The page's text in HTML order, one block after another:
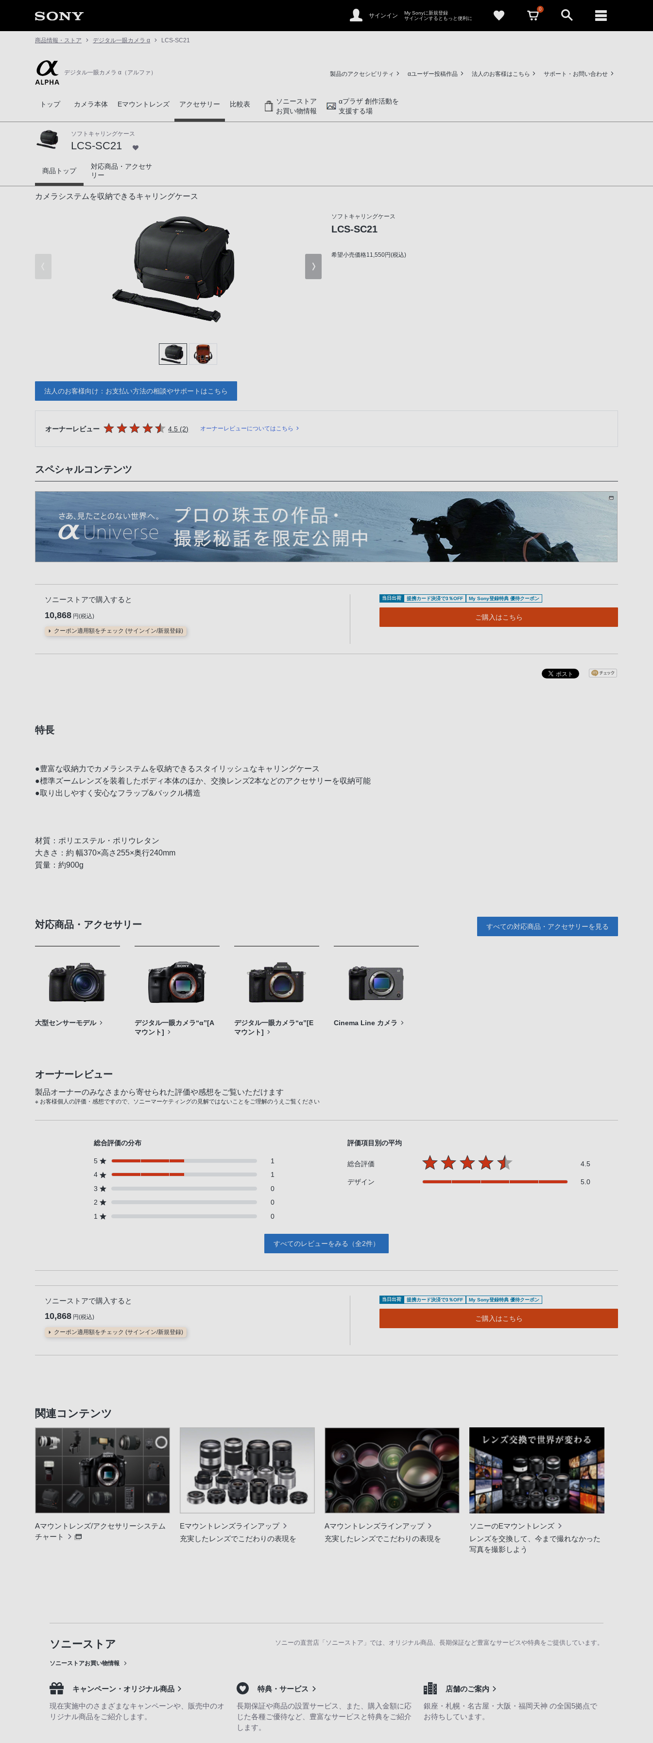
サインイン
My Sonyに新規登録
サインインするともっと便利に
0
商品情報・ストア デジタル一眼カメラ α LCS-SC21
デジタル一眼カメラ α（アルファ） 製品のアクセシビリティ αユーザー投稿作品 法人のお客様はこちら サポート・お問い合わせ
トップ カメラ本体 Eマウントレンズ アクセサリー 比較表
ソニーストア
お買い物情報
αプラザ 創作活動を
支援する場
ソフトキャリングケース
LCS-SC21
LCS-SC21
商品トップ
対応商品・アクセサ
リー
カメラシステムを収納できるキャリングケース
ソフトキャリングケース
LCS-SC21
希望小売価格11,550円(税込)
法人のお客様向け：お支払い方法の相談やサポートはこちら
オーナーレビュー 5つの星のうち
4.5 (2件のレビュー
) オーナーレビューについてはこちら
スペシャルコンテンツ
ソニーストアで購入すると
10,868 円(税込)
クーポン適用額をチェック (サインイン/新規登録)
当日出荷 提携カード決済で3％OFF My Sony登録特典 優待クーポン
ご購入はこちら
特長
●豊富な収納力でカメラシステムを収納できるスタイリッシュなキャリングケース
●標準ズームレンズを装着したボディ本体のほか、交換レンズ2本などのアクセサリーを収納可能
●取り出しやすく安心なフラップ&バックル構造
材質：ポリエステル・ポリウレタン
大きさ：約 幅370×高さ255×奥行240mm
質量：約900g
対応商品・アクセサリー すべての対応商品・アクセサリーを見る
大型センサーモデル
デジタル一眼カメラ“α”[A
マウント]
デジタル一眼カメラ“α”[E
マウント]
Cinema Line カメラ
オーナーレビュー
製品オーナーのみなさまから寄せられた評価や感想をご覧いただけます
※ お客様個人の評価・感想ですので、ソニーマーケティングの見解ではないことをご理解のうえご覧ください
総合評価の分布
5
1
4
1
3
0
2
0
1
0
評価項目別の平均
総合評価 4.5
デザイン 5.0
すべてのレビューをみる（全2件）
ソニーストアで購入すると
10,868 円(税込)
クーポン適用額をチェック (サインイン/新規登録)
当日出荷 提携カード決済で3％OFF My Sony登録特典 優待クーポン
ご購入はこちら
関連コンテンツ
Aマウントレンズ/アクセサリーシステム
チャート
Eマウントレンズラインアップ
充実したレンズでこだわりの表現を
Aマウントレンズラインアップ
充実したレンズでこだわりの表現を
ソニーのEマウントレンズ
レンズを交換して、今まで撮れなかった
写真を撮影しよう
ソニーストア ソニーの直営店「ソニーストア」では、オリジナル商品、長期保証など豊富なサービスや特典をご提供しています。
ソニーストアお買い物情報
キャンペーン・オリジナル商品
現在実施中のさまざまなキャンペーンや、販売中のオ
リジナル商品をご紹介します。
特典・サービス
長期保証や商品の設置サービス、また、購入金額に応
じた各種ご優待など、豊富なサービスと特典をご紹介
します。
店舗のご案内
銀座・札幌・名古屋・大阪・福岡天神 の全国5拠点で
お待ちしています。